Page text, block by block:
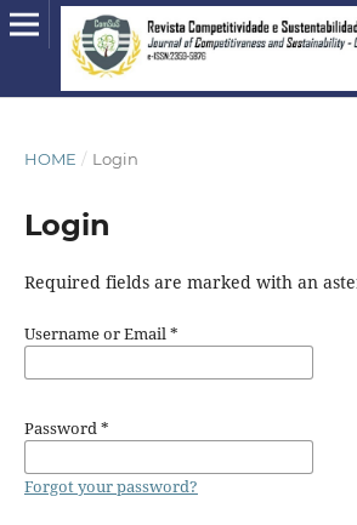
HOME / Login
Login
Required fields are marked with an
Username or Email*
Password*
Forgot your password?